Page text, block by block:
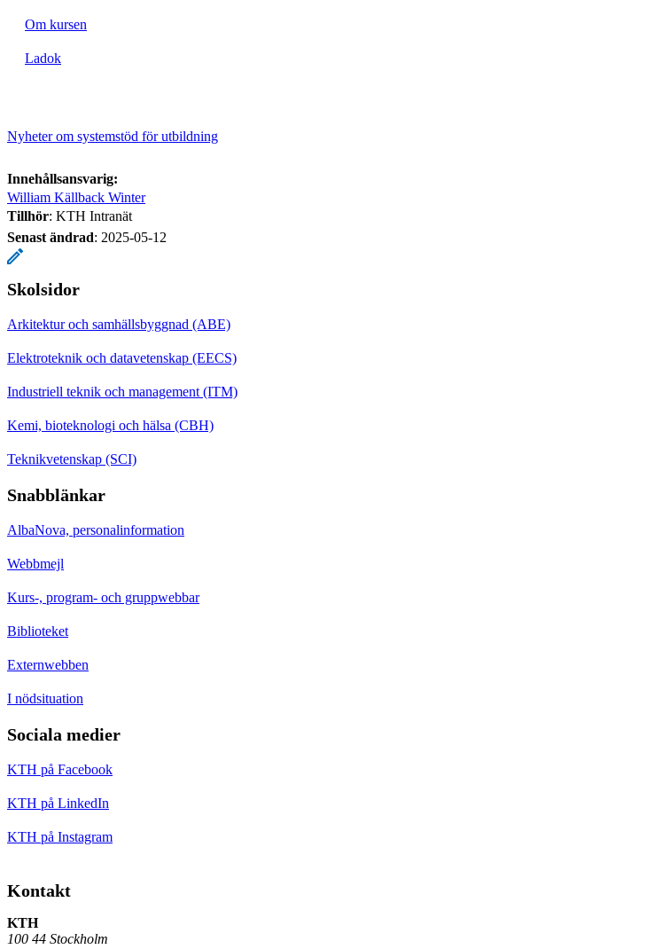
Om kursen
Ladok
Nyheter om systemstöd för utbildning
Innehållsansvarig:
William Källback Winter
Tillhör: KTH Intranät
Senast ändrad: 2025-05-12
Skolsidor
Arkitektur och samhällsbyggnad (ABE)
Elektroteknik och datavetenskap (EECS)
Industriell teknik och management (ITM)
Kemi, bioteknologi och hälsa (CBH)
Teknikvetenskap (SCI)
Snabblänkar
AlbaNova, personalinformation
Webbmejl
Kurs-, program- och gruppwebbar
Biblioteket
Externwebben
I nödsituation
Sociala medier
KTH på Facebook
KTH på LinkedIn
KTH på Instagram
Kontakt
KTH
100 44 Stockholm